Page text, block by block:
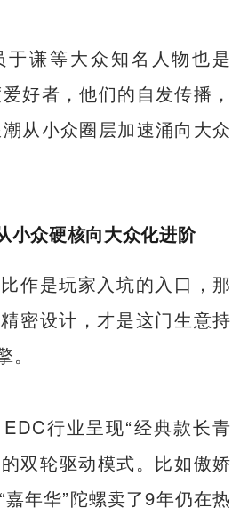
于谦等大众知名人物也是
好者，他们的自发传播，
从小众圈层加速涌向大众
小众硬核向大众化进阶
作是玩家入坑的入口，那
密设计，才是这门生意持
行业呈现“经典款长青
双轮驱动模式。比如傲娇
年华”陀螺卖了9年仍在热